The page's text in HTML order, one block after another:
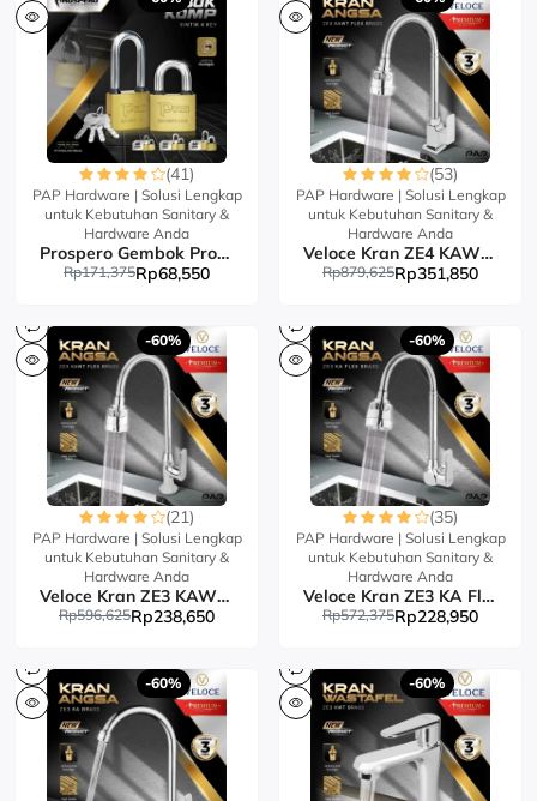
(41)
PAP Hardware | Solusi Lengkap
untuk Kebutuhan Sanitary &
Hardware Anda
Prospero Gembok Pro Komp Bintik 4Key
Rp171,375Rp68,550
(53)
PAP Hardware | Solusi Lengkap
untuk Kebutuhan Sanitary &
Hardware Anda
Veloce Kran ZE4 KAWT Flex Brass
Rp879,625Rp351,850
-60%
(21)
PAP Hardware | Solusi Lengkap
untuk Kebutuhan Sanitary &
Hardware Anda
Veloce Kran ZE3 KAWT Flex Brass
Rp596,625Rp238,650
-60%
(35)
PAP Hardware | Solusi Lengkap
untuk Kebutuhan Sanitary &
Hardware Anda
Veloce Kran ZE3 KA Flex Brass
Rp572,375Rp228,950
-60% -60%